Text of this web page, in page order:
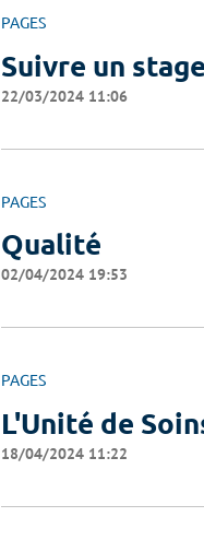
PAGES
Suivre un
22/03/2024 11:06
PAGES
Qualité
02/04/2024 19:53
PAGES
L'Unité de
18/04/2024 11:22